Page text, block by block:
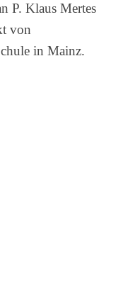
P. Klaus Mertes
von
in Mainz.